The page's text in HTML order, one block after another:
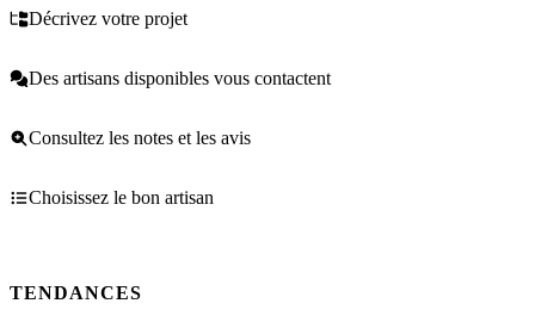
Décrivez votre projet
Des artisans disponibles vous contactent
Consultez les notes et les avis
Choisissez le bon artisan
TENDANCES